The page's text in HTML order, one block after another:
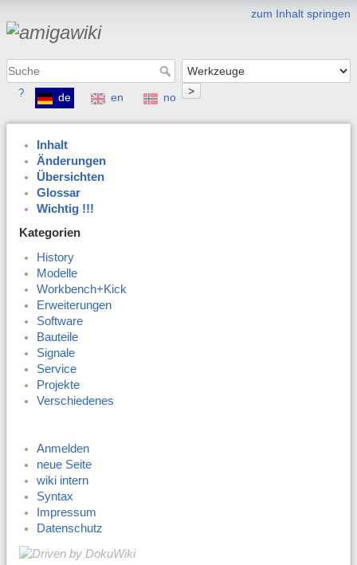
zum Inhalt springen
>
? de en no
Inhalt
Änderungen
Übersichten
Glossar
Wichtig !!!
Kategorien
History
Modelle
Workbench+Kick
Erweiterungen
Software
Bauteile
Signale
Service
Projekte
Verschiedenes
Anmelden
neue Seite
wiki intern
Syntax
Impressum
Datenschutz